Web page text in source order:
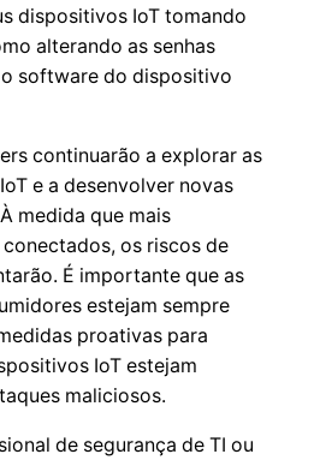
dispositivos IoT tomando
alterando as senhas
software do dispositivo
continuarão a explorar as
e a desenvolver novas
medida que mais
os riscos de
É importante que as
estejam sempre
proativas para
IoT estejam
maliciosos.
de segurança de TI ou